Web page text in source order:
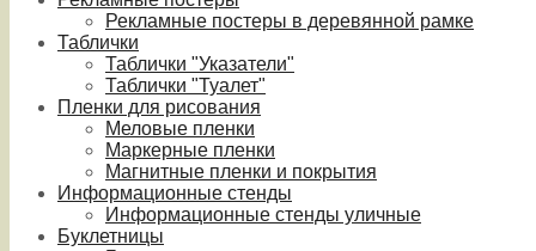
Рекламные постеры в деревянной рамке
Таблички
Таблички "Указатели"
Таблички "Туалет"
Пленки для рисования
Меловые пленки
Маркерные пленки
Магнитные пленки и покрытия
Информационные стенды
Информационные стенды уличные
Буклетницы